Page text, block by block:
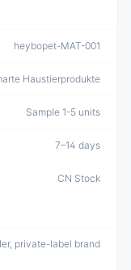
heybopet-MAT-001
Haustierprodukte
Sample 1-5 units
7–14 days
CN Stock
private-label brand